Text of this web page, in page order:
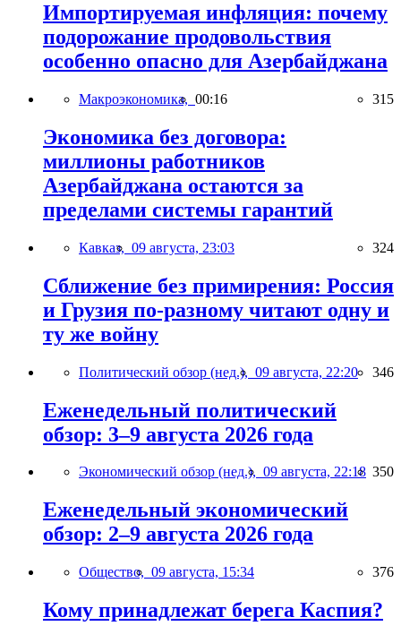
Импортируемая инфляция: почему
подорожание продовольствия
особенно опасно для Азербайджана
Макроэкономика, 00:16 315
Экономика без договора:
миллионы работников
Азербайджана остаются за
пределами системы гарантий
Кавказ, 09 августа, 23:03 324
Сближение без примирения: Россия
и Грузия по-разному читают одну и
ту же войну
Политический обзор (нед.), 09 августа, 22:20 346
Еженедельный политический
обзор: 3–9 августа 2026 года
Экономический обзор (нед.), 09 августа, 22:18 350
Еженедельный экономический
обзор: 2–9 августа 2026 года
Общество, 09 августа, 15:34 376
Кому принадлежат берега Каспия?